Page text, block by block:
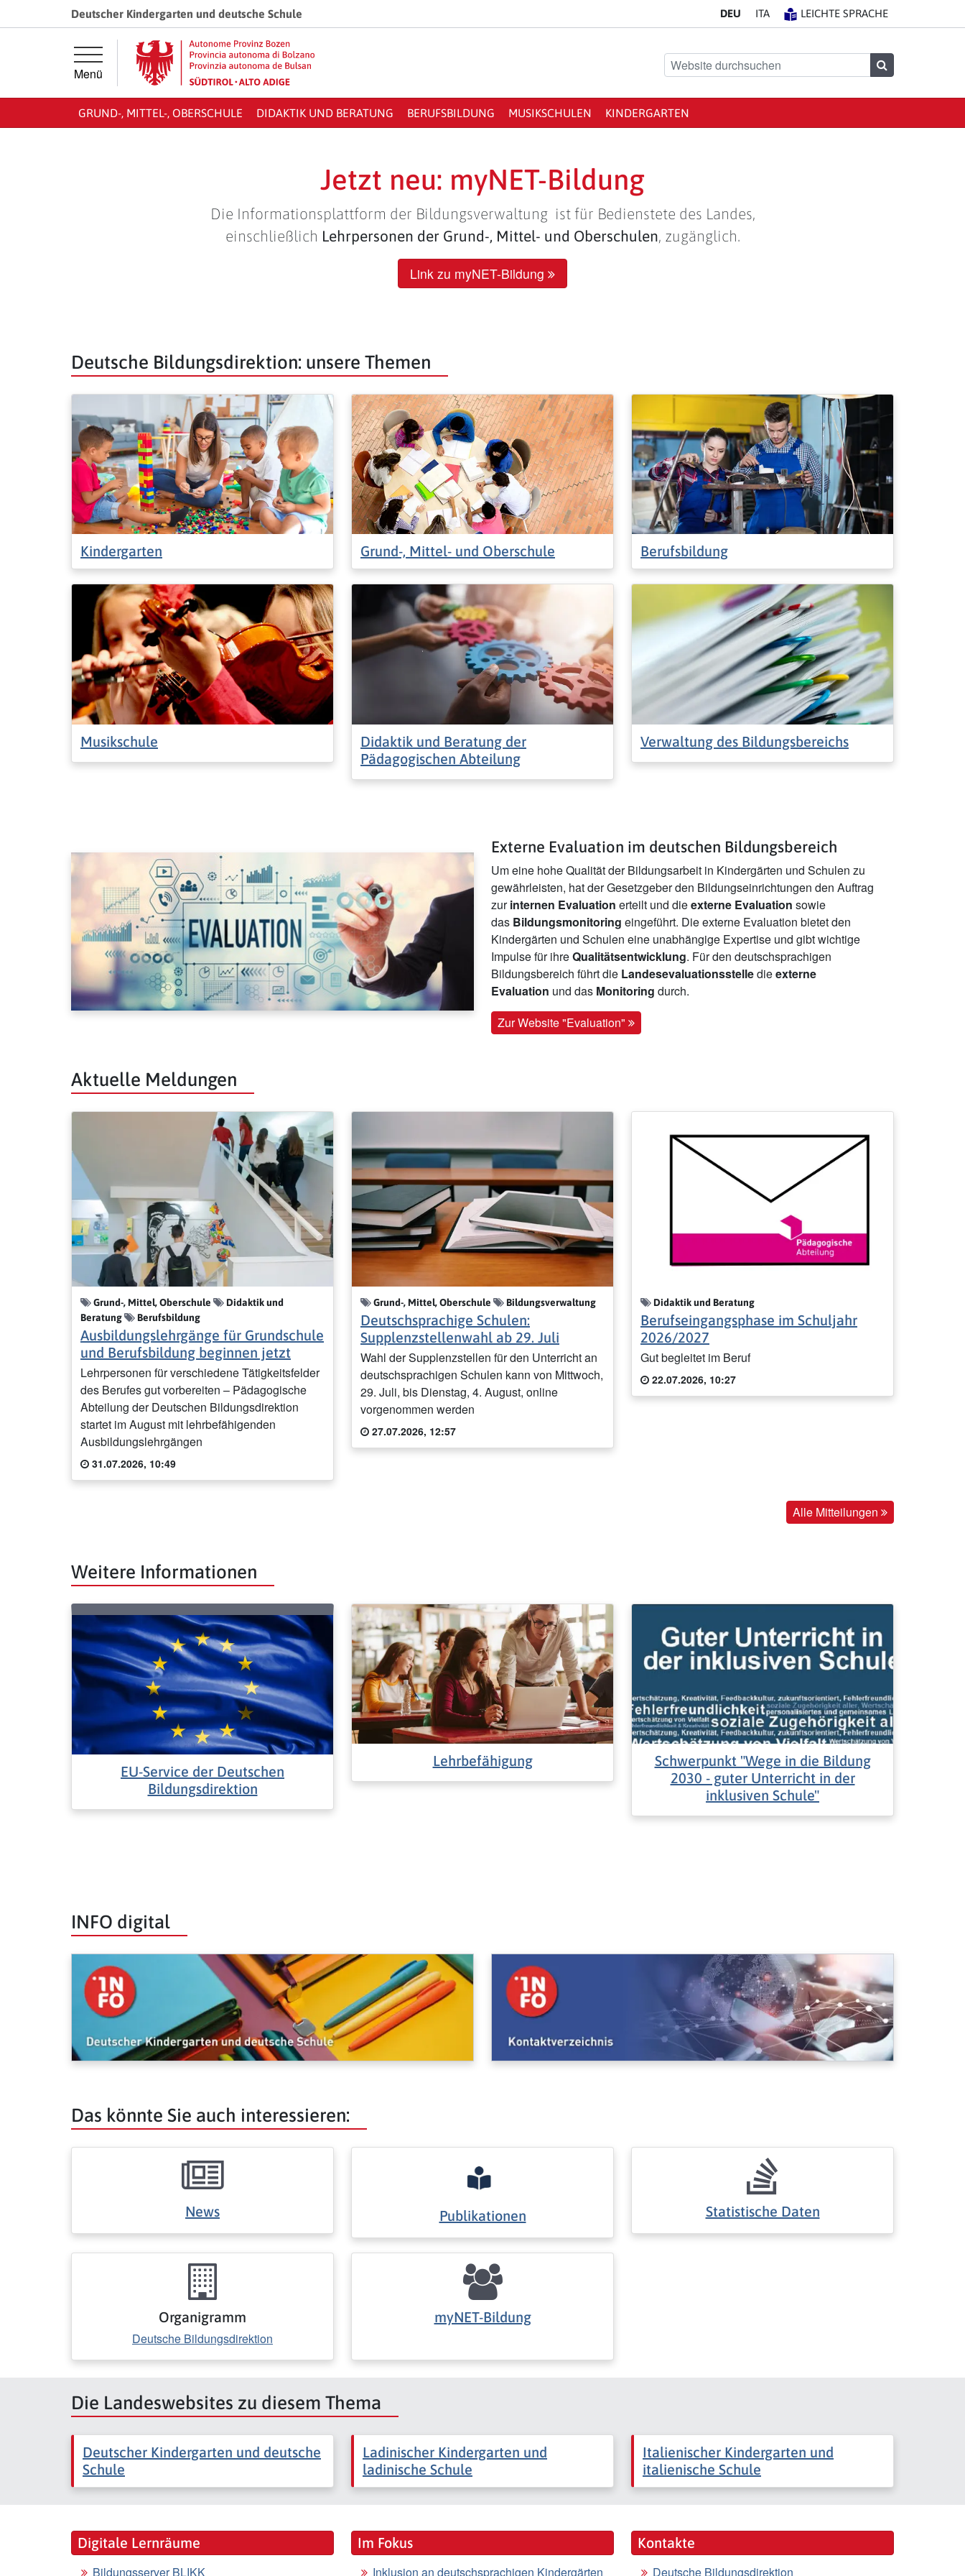
Springe direkt zur Hauptnavigation
Springe direkt zum InhaltDeutscher Kindergarten und deutsche Schule DEU ITA LEICHTE SPRACHE
Menü
Website durchsuchen
GRUND-, MITTEL-, OBERSCHULE DIDAKTIK UND BERATUNG BERUFSBILDUNG MUSIKSCHULEN KINDERGARTEN
Jetzt neu: myNET-Bildung
Die Informationsplattform der Bildungsverwaltung ist für Bedienstete des Landes,
einschließlich Lehrpersonen der Grund-, Mittel- und Oberschulen, zugänglich.
Link zu myNET-Bildung
Deutsche Bildungsdirektion: unsere Themen
Kindergarten Grund-, Mittel- und Oberschule Berufsbildung
Musikschule
Didaktik und Beratung der
Pädagogischen Abteilung
Verwaltung des Bildungsbereichs
Externe Evaluation im deutschen Bildungsbereich
Um eine hohe Qualität der Bildungsarbeit in Kindergärten und Schulen zu
gewährleisten, hat der Gesetzgeber den Bildungseinrichtungen den Auftrag
zurinternen Evaluation erteilt und dieexterne Evaluation sowie
das Bildungsmonitoring eingeführt. Die externe Evaluation bietet den
Kindergärten und Schulen eine unabhängige Expertise und gibt wichtige
Impulse für ihreQualitätsentwicklung. Für den deutschsprachigen
Bildungsbereich führt die Landesevaluationsstelledieexterne
Evaluation und das Monitoring durch.
Zur Website "Evaluation"
Aktuelle Meldungen
Grund-, Mittel, Oberschule
Didaktik und
Beratung
Berufsbildung
Ausbildungslehrgänge für Grundschule
und Berufsbildung beginnen jetzt
Lehrpersonen für verschiedene Tätigkeitsfelder
des Berufes gut vorbereiten – Pädagogische
Abteilung der Deutschen Bildungsdirektion
startet im August mit lehrbefähigenden
Ausbildungslehrgängen
31.07.2026, 10:49
Grund-, Mittel, Oberschule Bildungsverwaltung
Deutschsprachige Schulen:
Supplenzstellenwahl ab 29. Juli
Wahl der Supplenzstellen für den Unterricht an
deutschsprachigen Schulen kann von Mittwoch,
29. Juli, bis Dienstag, 4. August, online
vorgenommen werden
27.07.2026, 12:57
Didaktik und Beratung
Berufseingangsphase im Schuljahr
2026/2027
Gut begleitet im Beruf
22.07.2026, 10:27
Alle Mitteilungen
Weitere Informationen
EU-Service der Deutschen
Bildungsdirektion
Lehrbefähigung
Schwerpunkt "Wege in die Bildung
2030 - guter Unterricht in der
inklusiven Schule"
INFO digital
Das könnte Sie auch interessieren:
News Publikationen Statistische Daten
Organigramm
Deutsche Bildungsdirektion
myNET-Bildung
Die Landeswebsites zu diesem Thema
Deutscher Kindergarten und deutsche
Schule
Ladinischer Kindergarten und
ladinische Schule
Italienischer Kindergarten und
italienische Schule
Digitale Lernräume
Bildungsserver BLIKK
Im Fokus
Inklusion an deutschsprachigen Kindergärten
Kontakte
Deutsche Bildungsdirektion